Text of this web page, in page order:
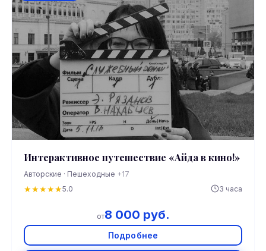
Интерактивное путешествие «Айда в кино!»
Авторские · Пешеходные +17
★★★★★5.0 3 часа
от8 000 руб.
Подробнее